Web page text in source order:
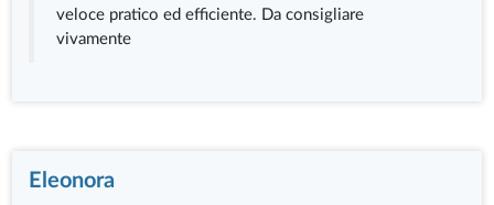
veloce pratico ed efficiente. Da consigliare
vivamente
Eleonora